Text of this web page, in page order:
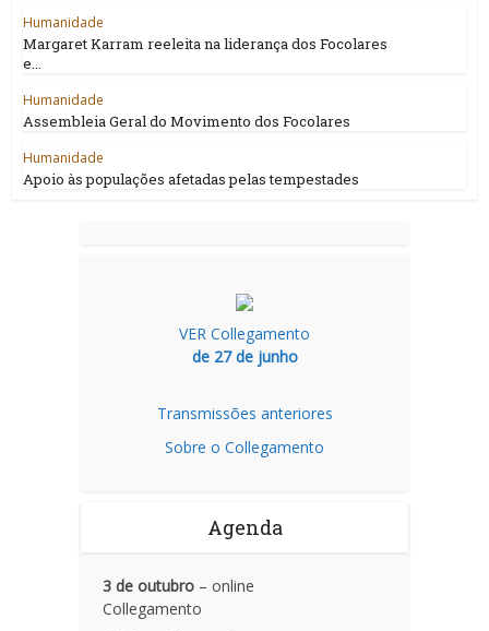
Humanidade
Margaret Karram reeleita na liderança dos Focolares
e...
Humanidade
Assembleia Geral do Movimento dos Focolares
Humanidade
Apoio às populações afetadas pelas tempestades
VER Collegamento
de 27 de junho
Transmissões anteriores
Sobre o Collegamento
Agenda
3 de outubro – online
Collegamento